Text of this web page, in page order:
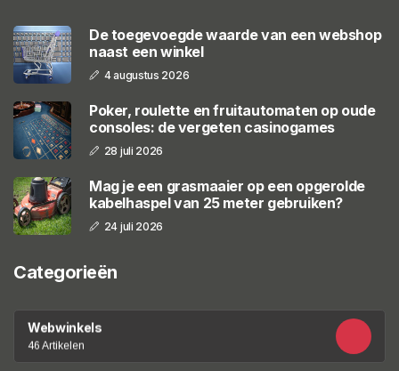
De toegevoegde waarde van een webshop
naast een winkel
4 augustus 2026
Poker, roulette en fruitautomaten op oude
consoles: de vergeten casinogames
28 juli 2026
Mag je een grasmaaier op een opgerolde
kabelhaspel van 25 meter gebruiken?
24 juli 2026
Categorieën
Webwinkels
46 Artikelen